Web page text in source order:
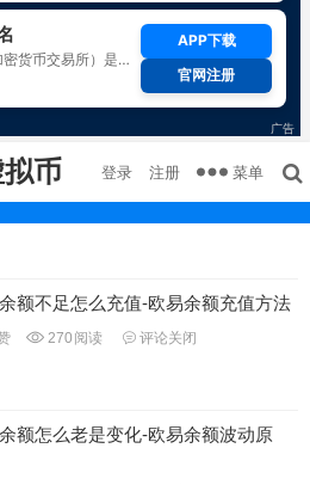
币 登录 注册 菜单
额不足怎么充值-欧易余额充值方法
270 阅读 评论关闭
额怎么老是变化-欧易余额波动原